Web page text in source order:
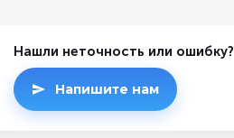
Нашли неточность или ошибку?
Напишите нам